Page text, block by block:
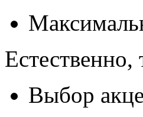
Естественно,
Выбор